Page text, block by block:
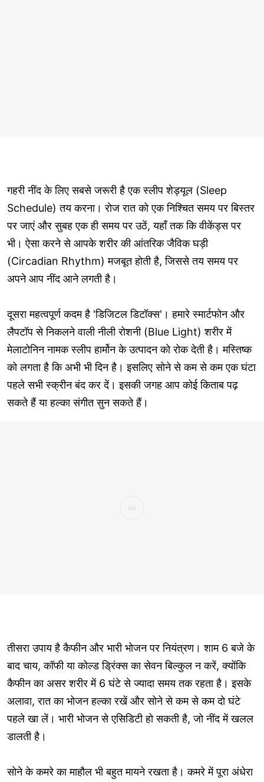
गहरी नींद के लिए सबसे जरूरी है एक स्लीप शेड्यूल (Sleep
Schedule) तय करना। रोज रात को एक निश्चित समय पर बिस्तर
पर जाएं और सुबह एक ही समय पर उठें, यहाँ तक कि वीकेंड्स पर
भी। ऐसा करने से आपके शरीर की आंतरिक जैविक घड़ी
(Circadian Rhythm) मजबूत होती है, जिससे तय समय पर
अपने आप नींद आने लगती है।
दूसरा महत्वपूर्ण कदम है 'डिजिटल डिटॉक्स'। हमारे स्मार्टफोन और
लैपटॉप से निकलने वाली नीली रोशनी (Blue Light) शरीर में
मेलाटोनिन नामक स्लीप हार्मोन के उत्पादन को रोक देती है। मस्तिष्क
को लगता है कि अभी भी दिन है। इसलिए सोने से कम से कम एक घंटा
पहले सभी स्क्रीन बंद कर दें। इसकी जगह आप कोई किताब पढ़
सकते हैं या हल्का संगीत सुन सकते हैं।
तीसरा उपाय है कैफीन और भारी भोजन पर नियंत्रण। शाम 6 बजे के
बाद चाय, कॉफी या कोल्ड ड्रिंक्स का सेवन बिल्कुल न करें, क्योंकि
कैफीन का असर शरीर में 6 घंटे से ज्यादा समय तक रहता है। इसके
अलावा, रात का भोजन हल्का रखें और सोने से कम से कम दो घंटे
पहले खा लें। भारी भोजन से एसिडिटी हो सकती है, जो नींद में खलल
डालती है।
सोने के कमरे का माहौल भी बहुत मायने रखता है। कमरे में पूरा अंधेरा